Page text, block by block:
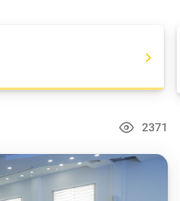
2371